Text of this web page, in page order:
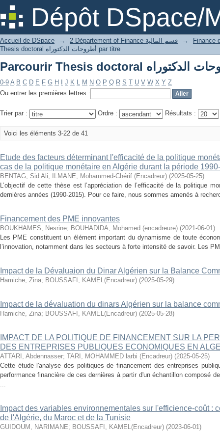
Dépôt DSpace/
Accueil de DSpace → 2 Département of Finance قسم المالية
→
Thesis doctoral أطروحات الدكتوراه par titre
0-9 A B C D E F G H J K L M N O P Q R S T U V W X Y Z
Ou entrer les premières lettres :
Trier par : Ordre : Résultats :
Voici les éléments 3-22 de 41
Etude des facteurs déterminant l'efficacité de la politique
cas de la politique monétaire en Algérie durant la période
BENTAG, Sid Ali; ILMANE, Mohammed-Chérif (Encadreur) (2025-05-25)
L’objectif de cette thèse est l’appréciation de l’efficacité de la politique
dernières années (1990-2015). Pour ce faire, nous sommes amenés à
Financement des PME innovantes
BOUKHAMES, Nesrine; BOUHADIDA, Mohamed (encadreure) (2021-06-01)
Les PME constituent un élément important du dynamisme de toute
l’innovation, notamment dans les secteurs à forte intensité de savoir. Les
Impact de la Dévaluaion du Dinar Algérien sur la Balance
Hamiche, Zina; BOUSSAFI, KAMEL(Encadreur) (2025-05-29)
Impact de la dévaluation du dinars Algérien sur la balance
Hamiche, Zina; BOUSSAFI, KAMEL(Encadreur) (2025-05-28)
IMPACT DE LA POLITIQUE DE FINANCEMENT SUR LA
DES ENTREPRISES PUBLIQUES ECONOMIQUES EN
ATTARI, Abdennasser; TARI, MOHAMMED larbi (Encadreur) (2025-05-25)
Cette étude l'analyse des politiques de financement des entreprises
performance financière de ces dernières à partir d'un échantillon composé
...
Impact des variables environnementales sur l'efficience-coût :
de l'Algérie, du Maroc et de la Tunisie
GUIDOUM, NARIMANE; BOUSSAFI, KAMEL(Encadreur) (2023-06-01)